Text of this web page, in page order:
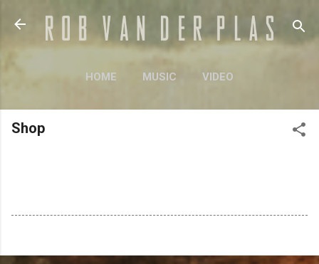
Doorgaan naar hoofdcontent
HOME MUSIC VIDEO
BANDS & PROJECTS MEER…
Shop